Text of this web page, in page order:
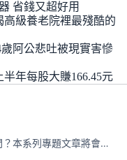
省錢又超好用
高級養老院裡最殘酷的
阿公悲吐被現實害慘
年每股大賺166.45元
ETF是什麼？ETF投資如何入門？本系列專題文章將會告訴你新手必須知道的ETF基礎知識。